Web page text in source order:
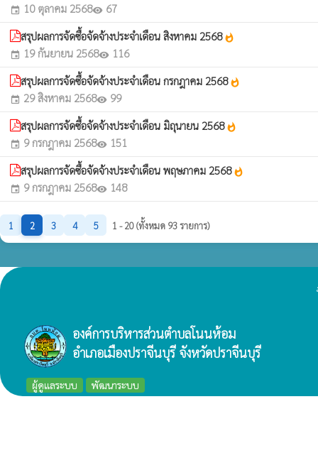
event 10 ตุลาคม 2568visibility 67
สรุปผลการจัดซื้อจัดจ้างประจำเดือน สิงหาคม 2568whatshot
event 19 กันยายน 2568visibility 116
สรุปผลการจัดซื้อจัดจ้างประจำเดือน กรกฎาคม 2568whatshot
event 29 สิงหาคม 2568visibility 99
สรุปผลการจัดซื้อจัดจ้างประจำเดือน มิถุนายน 2568whatshot
event 9 กรกฎาคม 2568visibility 151
สรุปผลการจัดซื้อจัดจ้างประจำเดือน พฤษภาคม 2568whatshot
event 9 กรกฎาคม 2568visibility 148
1 2 3 4 5 1 - 20 (ทั้งหมด 93 รายการ)
องค์การบริหารส่วนตำบลโนนห้อม
อำเภอเมืองปราจีนบุรี จังหวัดปราจีนบุรี
ผู้ดูแลระบบ พัฒนาระบบ